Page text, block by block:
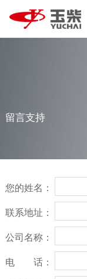
留言支持
您的姓名：
联系地址：
公司名称：
电 话：